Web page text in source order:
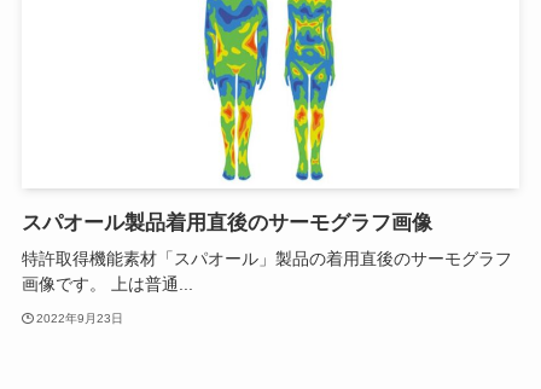
スパオール製品着用直後のサーモグラフ画像
特許取得機能素材「スパオール」製品の着用直後のサーモグラフ
画像です。 上は普通...
2022年9月23日